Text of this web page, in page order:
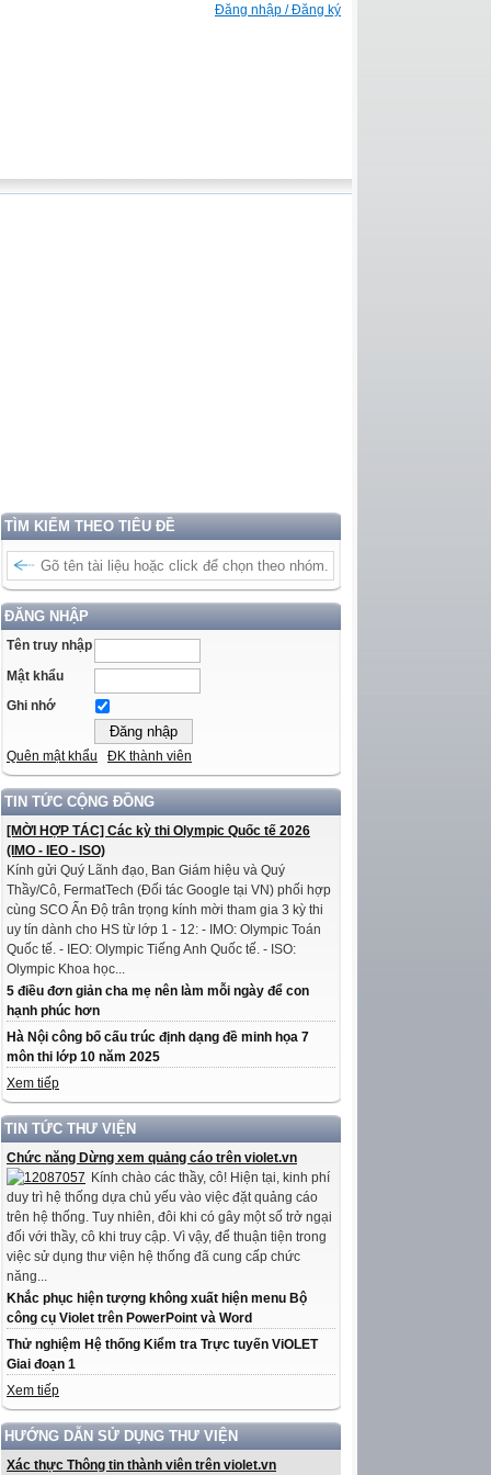
Đăng nhập / Đăng ký
TÌM KIẾM THEO TIÊU ĐỀ
ĐĂNG NHẬP
Tên truy nhập
Mật khẩu
Ghi nhớ
Quên mật khẩu ĐK thành viên
TIN TỨC CỘNG ĐỒNG
[MỜI HỢP TÁC] Các kỳ thi Olympic Quốc tế 2026
(IMO - IEO - ISO)
Kính gửi Quý Lãnh đạo, Ban Giám hiệu và Quý
Thầy/Cô, FermatTech (Đối tác Google tại VN) phối hợp
cùng SCO Ấn Độ trân trọng kính mời tham gia 3 kỳ thi
uy tín dành cho HS từ lớp 1 - 12: - IMO: Olympic Toán
Quốc tế. - IEO: Olympic Tiếng Anh Quốc tế. - ISO:
Olympic Khoa học...
5 điều đơn giản cha mẹ nên làm mỗi ngày để con
hạnh phúc hơn
Hà Nội công bố cấu trúc định dạng đề minh họa 7
môn thi lớp 10 năm 2025
Xem tiếp
TIN TỨC THƯ VIỆN
Chức năng Dừng xem quảng cáo trên violet.vn
Kính chào các thầy, cô! Hiện tại, kinh phí
duy trì hệ thống dựa chủ yếu vào việc đặt quảng cáo
trên hệ thống. Tuy nhiên, đôi khi có gây một số trở ngại
đối với thầy, cô khi truy cập. Vì vậy, để thuận tiện trong
việc sử dụng thư viện hệ thống đã cung cấp chức
năng...
Khắc phục hiện tượng không xuất hiện menu Bộ
công cụ Violet trên PowerPoint và Word
Thử nghiệm Hệ thống Kiểm tra Trực tuyến ViOLET
Giai đoạn 1
Xem tiếp
HƯỚNG DẪN SỬ DỤNG THƯ VIỆN
Xác thực Thông tin thành viên trên violet.vn